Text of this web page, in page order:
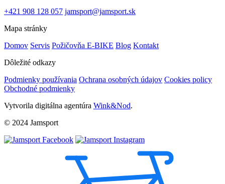
+421 908 128 057 jamsport@jamsport.sk
Mapa stránky
Domov Servis Požičovňa E-BIKE Blog Kontakt
Dôležité odkazy
Podmienky používania Ochrana osobných údajov Cookies policy
Obchodné podmienky
Vytvorila digitálna agentúra Wink&Nod.
© 2024 Jamsport